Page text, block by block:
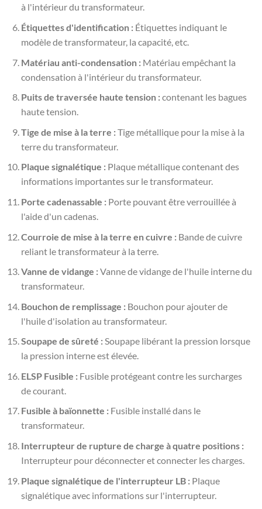
à l'intérieur du transformateur.
Étiquettes d'identification :Étiquettes indiquant le
modèle de transformateur, la capacité, etc.
Matériau anti-condensation :Matériau empêchant la
condensation à l'intérieur du transformateur.
Puits de traversée haute tension :contenant les bagues
haute tension.
Tige de mise à la terre :Tige métallique pour la mise à la
terre du transformateur.
Plaque signalétique :Plaque métallique contenant des
informations importantes sur le transformateur.
Porte cadenassable :Porte pouvant être verrouillée à
l'aide d'un cadenas.
Courroie de mise à la terre en cuivre :Bande de cuivre
reliant le transformateur à la terre.
Vanne de vidange :Vanne de vidange de l'huile interne du
transformateur.
Bouchon de remplissage :Bouchon pour ajouter de
l'huile d'isolation au transformateur.
Soupape de sûreté :Soupape libérant la pression lorsque
la pression interne est élevée.
ELSP Fusible :Fusible protégeant contre les surcharges
de courant.
Fusible à baïonnette :Fusible installé dans le
transformateur.
Interrupteur de rupture de charge à quatre positions :
Interrupteur pour déconnecter et connecter les charges.
Plaque signalétique de l'interrupteur LB :Plaque
signalétique avec informations sur l'interrupteur.